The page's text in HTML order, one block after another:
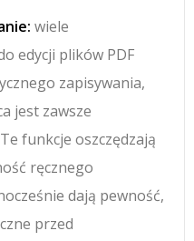
wiele
edycji plików PDF
zapisywania,
jest zawsze
funkcje oszczędzają
ręcznego
dają pewność,
przed